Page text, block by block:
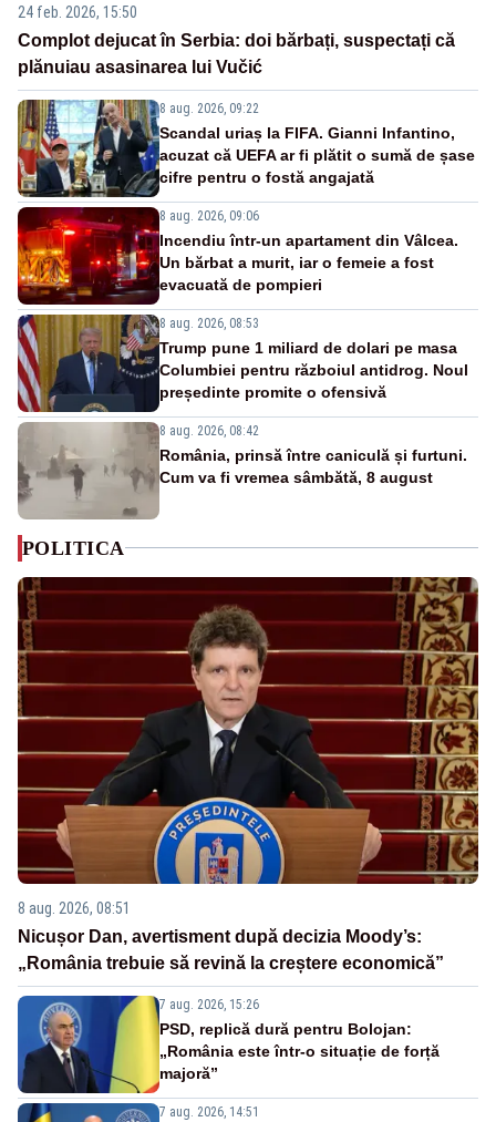
24 feb. 2026, 15:50
Complot dejucat în Serbia: doi bărbați, suspectați că
plănuiau asasinarea lui Vučić
8 aug. 2026, 09:22
Scandal uriaș la FIFA. Gianni Infantino,
acuzat că UEFA ar fi plătit o sumă de șase
cifre pentru o fostă angajată
8 aug. 2026, 09:06
Incendiu într-un apartament din Vâlcea.
Un bărbat a murit, iar o femeie a fost
evacuată de pompieri
8 aug. 2026, 08:53
Trump pune 1 miliard de dolari pe masa
Columbiei pentru războiul antidrog. Noul
președinte promite o ofensivă
8 aug. 2026, 08:42
România, prinsă între caniculă și furtuni.
Cum va fi vremea sâmbătă, 8 august
POLITICA
8 aug. 2026, 08:51
Nicușor Dan, avertisment după decizia Moody’s:
„România trebuie să revină la creștere economică”
7 aug. 2026, 15:26
PSD, replică dură pentru Bolojan:
„România este într-o situație de forță
majoră”
7 aug. 2026, 14:51